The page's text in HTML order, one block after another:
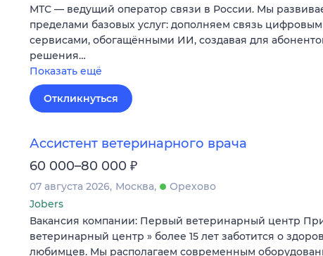
МТС — ведущий оператор связи в России. Мы
пределами базовых услуг: дополняем связь
сервисами, обогащёнными ИИ, создавая для
решения…
Показать ещё
Откликнуться
Ассистент ветеринарного врача
60 000–80 000 ₽
07 августа 2026 Москва
Орехово
Jobers
Вакансия компании: Первый ветеринарный центр
ветеринарный центр » более 15 лет заботится о
любимцев. Мы располагаем современным